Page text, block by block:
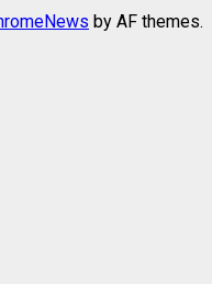
by AF themes.